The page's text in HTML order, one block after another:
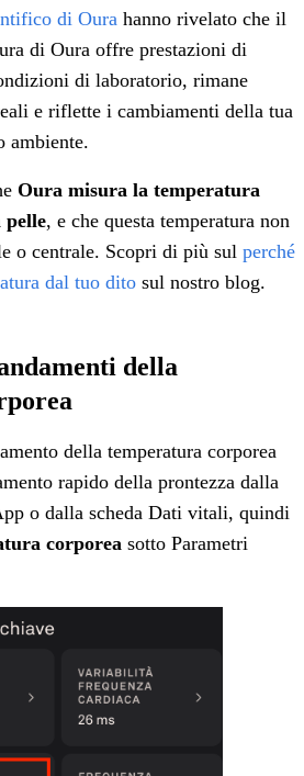
di Oura hanno rivelato che il
di Oura offre prestazioni di
di laboratorio, rimane
e riflette i cambiamenti della tua
ambiente.
Oura misura la temperatura
pelle, e che questa temperatura non
o centrale. Scopri di più sul perché
dal tuo dito sul nostro blog.
della
della temperatura corporea
rapido della prontezza dalla
o dalla scheda Dati vitali, quindi
corporea sotto Parametri